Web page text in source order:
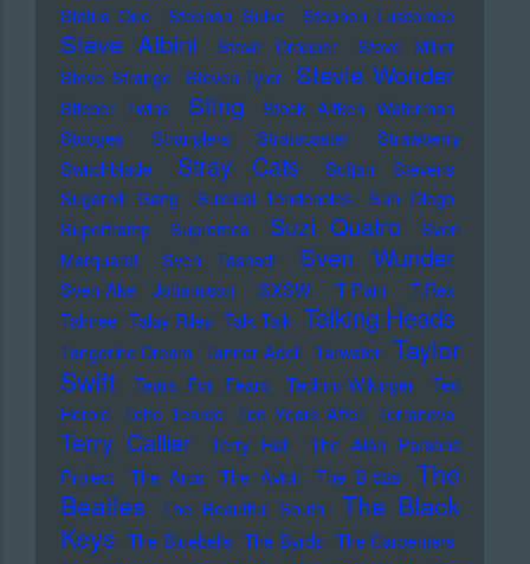
Status Quo
Stephan Sulke Stephen Luscombe
Steve Albini Steve Cropper
Steve Miller
Steve Strange Steven Tyler Stevie Wonder
Stieber Twins Sting
Stock Aitken Waterman
Stooges
Stranglers Stratocaster
Strawberry
Switchblade
Stray Cats
Sufjan Stevens
Sugarhill Gang
Suicidal Tendencies
Sun Diego
Supertramp
Supremes Suzi Quatro
Sven
Marquardt
Sven Tasnadi Sven Wunder
Sven-Ake Johansson SXSW T-Pain
T.Rex
Tahnee Talay Riley Talk Talk Talking Heads
Tangerine Dream Tanner Adell Tarwater Taylor
Swift
Tears For Fears Techno-Wikinger
Ted
Herold
Teho Teardo Ten Years After Terranova
Terry Callier Terry Hall
The Alan Parsons
Project
The Arcs The Avicii The B-52s
The
Beatles
The Beautiful South
The Black
Keys The Bluebells The Byrds The Carpenters